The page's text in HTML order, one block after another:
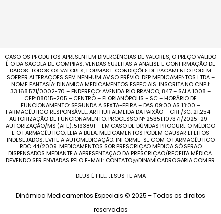
CASO OS PRODUTOS APRESENTEM DIVERGÊNCIAS DE VALORES, O PREÇO VÁLIDO
É O DA SACOLA DE COMPRAS. VENDAS SUJEITAS A ANÁLISE E CONFIRMAÇÃO DE
DADOS. TODOS OS VALORES, FORMAS E CONDIÇÕES DE PAGAMENTO PODEM
SOFRER ALTERAÇÕES SEM NENHUM AVISO PRÉVIO. DFP MEDICAMENTOS LTDA –
NOME FANTASIA: DINAMICA MEDICAMENTOS ESPECIAIS. INSCRITA NO CNPJ:
33.168.571/0002-70 – ENDEREÇO: AVENIDA RIO BRANCO, 847 – SALA 1008 –
CEP: 88015-205 – CENTRO – FLORIANÓPOLIS – SC – HORÁRIO DE
FUNCIONAMENTO: SEGUNDA A SEXTA-FEIRA – DAS 09:00 AS 18:00 –
FARMACÊUTICO RESPONSÁVEL: ARTHUR ALMEIDA DA PAIXÃO – CRF/SC: 21.254 –
AUTORIZAÇÃO DE FUNCIONAMENTO: PROCESSO Nº 25351.107371/2025-29 –
AUTORIZAÇÃO/MS (AFE): 5193891 – EM CASO DE DÚVIDAS PROCURE O MÉDICO
E O FARMACÊUTICO, LEIA A BULA. MEDICAMENTOS PODEM CAUSAR EFEITOS
INDESEJADOS. EVITE A AUTOMEDICAÇÃO: INFORME-SE COM O FARMACÊUTICO
RDC 44/2009. MEDICAMENTOS SOB PRESCRIÇÃO MÉDICA SÓ SERÃO
DISPENSADOS MEDIANTE A APRESENTAÇÃO DA PRESCRIÇÃO/RECEITA MÉDICA.
DEVENDO SER ENVIADAS PELO E-MAIL: CONTATO@DINAMICADROGARIA.COM.BR.
DEUS É FIEL. JESUS TE AMA
Dinâmica Medicamentos Especiais © 2025 – Todos os direitos
reservados